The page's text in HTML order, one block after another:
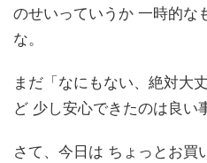
のせいっていうか 一時的な
な。
まだ「なにもない、絶対大
ど 少し安心できたのは良い
さて、今日は ちょっとお買